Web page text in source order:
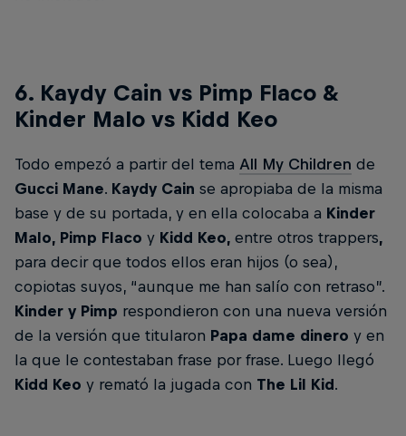
6. Kaydy Cain vs Pimp Flaco &
Kinder Malo vs Kidd Keo
Todo empezó a partir del tema All My Children de
Gucci Mane. Kaydy Cain se apropiaba de la misma
base y de su portada, y en ella colocaba a Kinder
Malo, Pimp Flaco y Kidd Keo, entre otros trappers,
para decir que todos ellos eran hijos (o sea),
copiotas suyos, “aunque me han salío con retraso”.
Kinder y Pimp respondieron con una nueva versión
de la versión que titularon Papa dame dinero y en
la que le contestaban frase por frase. Luego llegó
Kidd Keo y remató la jugada con The Lil Kid.